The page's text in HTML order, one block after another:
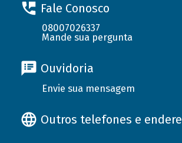
Fale Conosco
08007026337
Mande sua pergunta
Ouvidoria
Envie sua mensagem
Outros telefones e